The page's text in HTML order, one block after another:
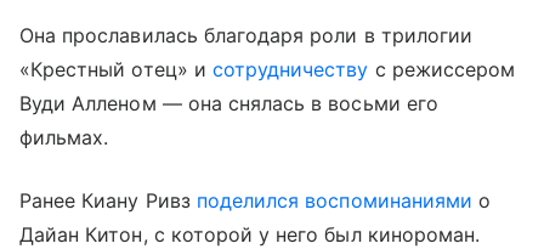
Она прославилась благодаря роли в трилогии
«Крестный отец» и сотрудничеству с режиссером
Вуди Алленом — она снялась в восьми его
фильмах.
Ранее Киану Ривз поделился воспоминаниями о
Дайан Китон, с которой у него был кинороман.